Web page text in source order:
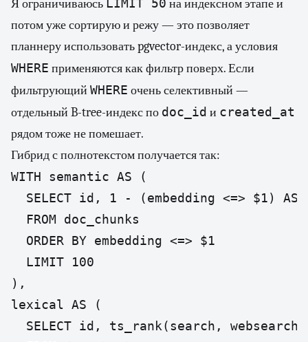
Я ограничиваюсь LIMIT 50 на индексном этапе и
потом уже сортирую и режу — это позволяет
планнеру использовать pgvector-индекс, а условия
WHERE применяются как фильтр поверх. Если
фильтрующий WHERE очень селективный —
отдельный B-tree-индекс по doc_id и created_at
рядом тоже не помешает.
Гибрид с полнотекстом получается так:
WITH semantic AS (
SELECT id, 1 - (embedding <=> $1) AS
  FROM doc_chunks
  ORDER BY embedding <=> $1
  LIMIT 100
),
lexical AS (
SELECT id, ts_rank(search,